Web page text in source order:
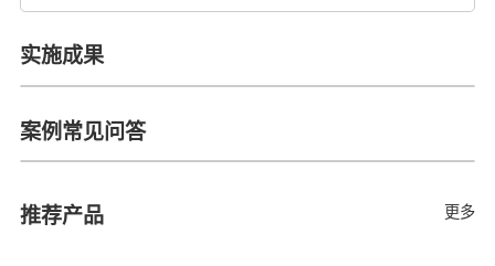
实施成果
案例常见问答
推荐产品 更多